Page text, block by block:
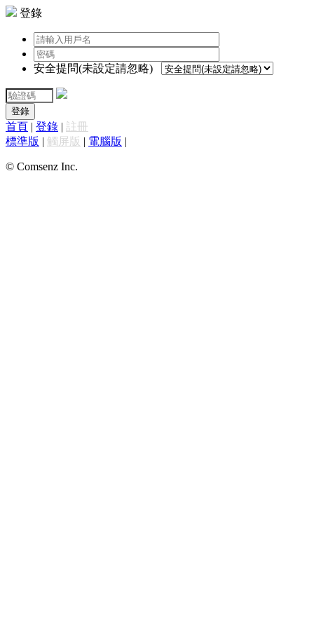
登錄
安全提問(未設定請忽略)
登錄
首頁 | 登錄 | 註冊
標準版 | 觸屏版 | 電腦版 |
© Comsenz Inc.